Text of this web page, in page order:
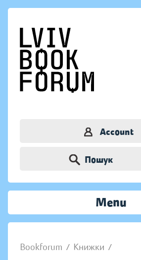
Account
Пошук
Menu
Bookforum / Книжки /